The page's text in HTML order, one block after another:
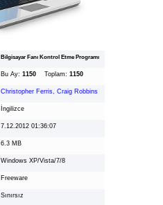
Bilgisayar Fanı Kontrol Etme Programı
Bu Ay: 1150 Toplam: 1150
Christopher Ferris, Craig Robbins
İngilizce
7.12.2012 01:36:07
6.3 MB
Windows XP/Vista/7/8
Freeware
Sınırsız